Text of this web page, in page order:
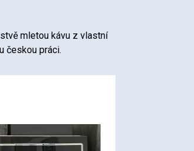
mletou kávu z vlastní
českou práci.